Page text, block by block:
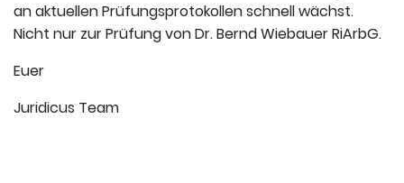
an aktuellen Prüfungsprotokollen schnell wächst.
Nicht nur zur Prüfung von Dr. Bernd Wiebauer RiArbG.
Euer
Juridicus Team